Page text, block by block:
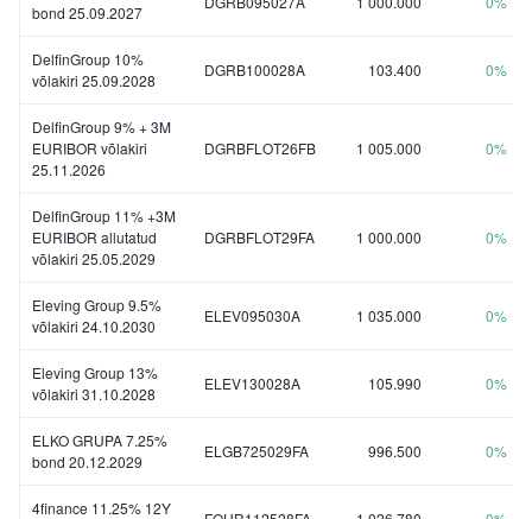
bond 25.09.2027
DelfinGroup 10%
võlakiri 25.09.2028
DGRB100028A 103.400 0%
DelfinGroup 9% + 3M
EURIBOR võlakiri
25.11.2026
DGRBFLOT26FB 1 005.000 0%
DelfinGroup 11% +3M
EURIBOR allutatud
võlakiri 25.05.2029
DGRBFLOT29FA 1 000.000 0%
Eleving Group 9.5%
võlakiri 24.10.2030
ELEV095030A 1 035.000 0%
Eleving Group 13%
võlakiri 31.10.2028
ELEV130028A 105.990 0%
ELKO GRUPA 7.25%
bond 20.12.2029
ELGB725029FA 996.500 0%
4finance 11.25% 12Y